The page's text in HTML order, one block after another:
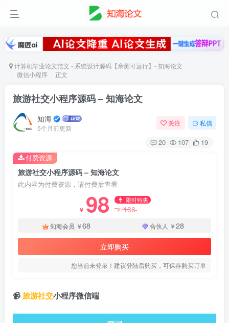
计算机毕业论文范文 - 系统设计源码【亲测可运行】- 知海论文
微信小程序
正文
旅游社交小程序源码 – 知海论文
知海
5个月前更新
关注 私信
20 107 19
旅游社交小程序源码 – 知海论文
此内容为付费资源，请付费后查看
￥ 98 限时特惠
￥188
知海会员 ￥68 合伙人 ￥28
立即购买
您当前未登录！建议登陆后购买，可保存购买订单
付费资源
📹旅游社交小程序微信端